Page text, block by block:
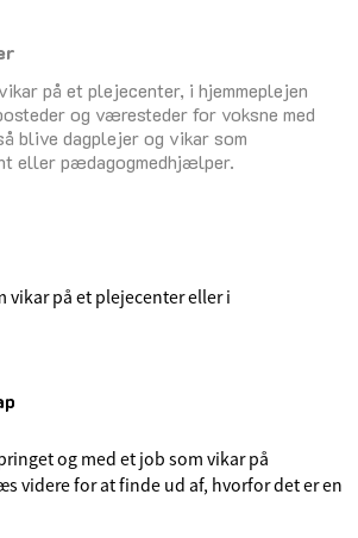
på et plejecenter, i hjemmeplejen
og væresteder for voksne med
blive dagplejer og vikar som
eller pædagogmedhjælper.
2026
vikar på et plejecenter eller i
og med et job som vikar på
videre for at finde ud af, hvorfor det er en